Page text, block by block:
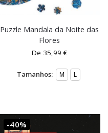
Puzzle Mandala da Noite das
Flores
De 35,99€
Tamanhos: M L
-40%